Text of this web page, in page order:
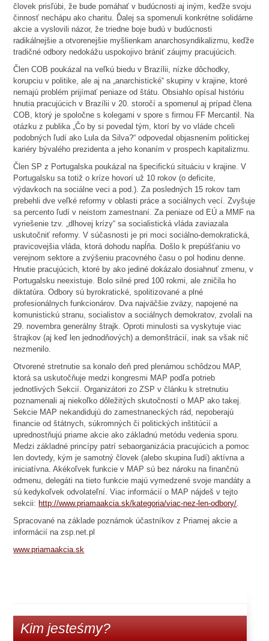
človek prisľúbi, že bude pomáhať v budúcnosti aj iným, keďže svoju
činnosť nechápu ako charitu. Ďalej sa spomenuli konkrétne solidárne
akcie a vyslovili názor, že triedne boje budú v budúcnosti
radikálnejšie a otvorenejšie myšlienkam anarchosyndikalizmu, keďže
tradičné odbory nedokážu uspokojivo brániť záujmy pracujúcich.
Člen COB poukázal na veľkú biedu v Brazílii, nízke dôchodky,
korupciu v politike, ale aj na „anarchistické“ skupiny v krajine, ktoré
nemajú problém prijímať peniaze od štátu. Obsiahlo opísal históriu
hnutia pracujúcich v Brazílii v 20. storočí a spomenul aj prípad člena
COB, ktorý je spoločne s kolegami v spore s firmou FF Mercantil. Na
otázku z publika „Čo by si povedal tým, ktorí by vo vláde chceli
podobných ľudí ako Lula da Silva?“ odpovedal objasnením politickej
kariéry bývalého prezidenta a jeho konaním v prospech kapitalizmu.
Člen SP z Portugalska poukázal na špecifickú situáciu v krajine. V
Portugalsku sa totiž o kríze hovorí už 10 rokov (o deficite,
výdavkoch na sociálne veci a pod.). Za posledných 15 rokov tam
prebehli dve veľké reformy v oblasti práce a sociálnych vecí. Zvyšuje
sa percento ľudí v neistom zamestnaní. Za peniaze od EÚ a MMF na
vyriešenie tzv. „dlhovej krízy“ sa socialistická vláda zaviazala
uskutočniť reformy. V súčasnosti je pri moci sociálno-demokratická,
pravicovejšia vláda, ktorá dohodu napĺňa. Došlo k prepúšťaniu vo
verejnom sektore a zvýšeniu pracovného času o pol hodinu denne.
Hnutie pracujúcich, ktoré by ako jediné dokázalo dosiahnuť zmenu, v
Portugalsku neexistuje. Bolo silné pred 100 rokmi, ale zničila ho
diktatúra. Odbory sú byrokratické, spolitizované a plné
profesionálnych funkcionárov. Dva najväčšie zväzy, napojené na
komunistickú stranu, socialistov a sociálnych demokratov, zvolali na
29. novembra generálny štrajk. Oproti minulosti sa vyskytuje viac
štrajkov (aj keď len jednodňových) a demonštrácií, inak sa však nič
nezmenilo.
Otvorené stretnutie sa konalo deň pred plenárnou schôdzou MAP,
ktorá sa uskutočňuje medzi kongresmi MAP podľa potrieb
jednotlivých Sekcií. Organizátori zo ZSP v článku k stretnutiu
poznamenali aj niekoľko dôležitých skutočností o MAP ako takej.
Sekcie MAP nekandidujú do zamestnaneckých rád, nepoberajú
financie od štátnych, súkromných či politických inštitúcií a
uprednostňujú priame akcie ako základnú metódu vedenia sporu.
Medzi základné princípy patrí sebaorganizácia pracujúcich a pomoc
len dovtedy, kým je samotný človek (alebo skupina ľudí) aktívna a
iniciatívna. Akékoľvek funkcie v MAP sú bez nároku na finančnú
odmenu, delegáti na tieto funkcie majú vymedzené svoje mandáty a
sú kedykoľvek odvolateľní. Viac informácií o MAP nájdeš v tejto
sekcii:http://www.priamaakcia.sk/kategoria/viac-nez-len-odbory/
Spracované na základe poznámok účastníkov z Priamej akcie a
informácií na zsp.net.pl
www.priamaakcia.sk
Kim jesteśmy?